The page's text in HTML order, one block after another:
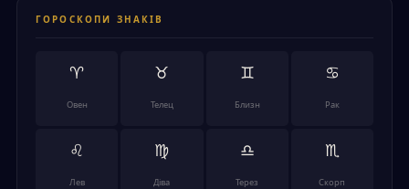
ГОРОСКОПИ ЗНАКІВ
♈
Овен
♉
Телец
♊
Близн
♋
Рак
♌
Лев
♍
Діва
♎
Терез
♏
Скорп